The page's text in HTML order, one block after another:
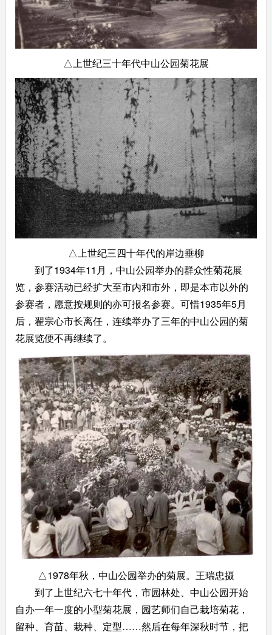
△上世纪三十年代中山公园菊花展
△上世纪三四十年代的岸边垂柳
到了1934年11月，中山公园举办的群众性菊花展
览，参赛活动已经扩大至市内和市外，即是本市以外的
参赛者，愿意按规则的亦可报名参赛。可惜1935年5月
后，翟宗心市长离任，连续举办了三年的中山公园的菊
花展览便不再继续了。
△1978年秋，中山公园举办的菊展。王瑞忠摄
到了上世纪六七十年代，市园林处、中山公园开始
自办一年一度的小型菊花展，园艺师们自己栽培菊花，
留种、育苗、栽种、定型……然后在每年深秋时节，把